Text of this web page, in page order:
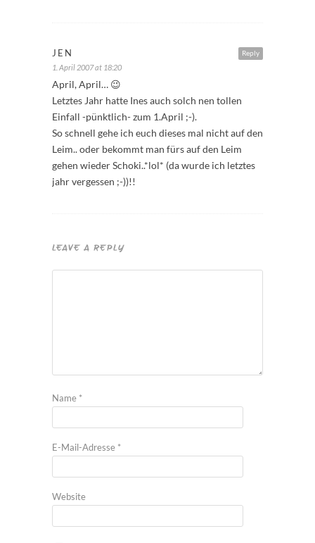
Reply
JEN
1. April 2007 at 18:20
April, April… 😉
Letztes Jahr hatte Ines auch solch nen tollen
Einfall -pünktlich- zum 1.April ;-).
So schnell gehe ich euch dieses mal nicht auf den
Leim.. oder bekommt man fürs auf den Leim
gehen wieder Schoki..*lol* (da wurde ich letztes
jahr vergessen ;-))!!
LEAVE A REPLY
Name *
E-Mail-Adresse *
Website